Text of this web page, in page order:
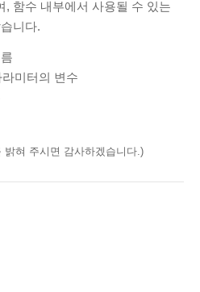
, 함수 내부에서 사용될 수 있는
니다.
미터의 변수
혀 주시면 감사하겠습니다.)